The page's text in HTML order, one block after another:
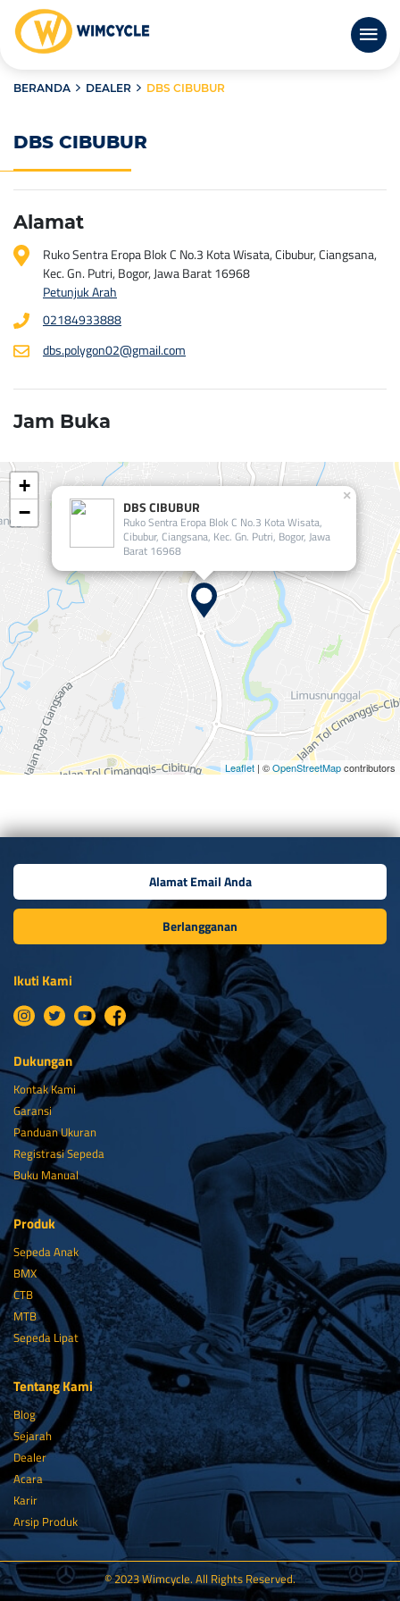
BERANDA DEALER DBS CIBUBUR
DBS CIBUBUR
Alamat
Ruko Sentra Eropa Blok C No.3 Kota Wisata, Cibubur, Ciangsana,
Kec. Gn. Putri, Bogor, Jawa Barat 16968
Petunjuk Arah
02184933888
dbs.polygon02@gmail.com
Jam Buka
DBS CIBUBUR
Ruko Sentra Eropa Blok C No.3 Kota Wisata,
Cibubur, Ciangsana, Kec. Gn. Putri, Bogor, Jawa
Barat 16968
×
+
−
Leaflet | ©OpenStreetMapcontributors
Berlangganan
Ikuti Kami
Dukungan
Kontak Kami
Garansi
Panduan Ukuran
Registrasi Sepeda
Buku Manual
Produk
Sepeda Anak
BMX
CTB
MTB
Sepeda Lipat
Tentang Kami
Blog
Sejarah
Dealer
Acara
Karir
Arsip Produk
© 2023 Wimcycle. All Rights Reserved.